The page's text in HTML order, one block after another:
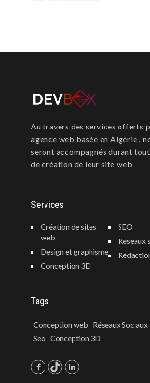
Au travers des services offerts
agence web basée en Algérie ,
seront accompagnés durant
de création de leur site web
Services
Création de sites
web
Design et graphisme
Conception 3D
SEO
Réseaux
Tags
Conception web Réseaux Sociaux
Seo Conception 3D